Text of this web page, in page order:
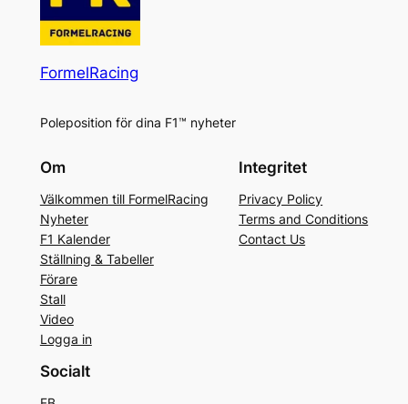
FormelRacing
Poleposition för dina F1™ nyheter
Om
Välkommen till FormelRacing
Nyheter
F1 Kalender
Ställning & Tabeller
Förare
Stall
Video
Logga in
Integritet
Privacy Policy
Terms and Conditions
Contact Us
Socialt